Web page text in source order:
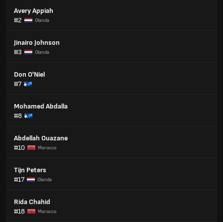
Avery Appiah
#2
Olanda
Jinairo Johnson
#3
Olanda
Don O'Niel
#7
Mohamed Abdalla
#8
Abdellah Ouazane
#10
Marocco
Tijn Peters
#17
Olanda
Rida Chahid
#18
Marocco